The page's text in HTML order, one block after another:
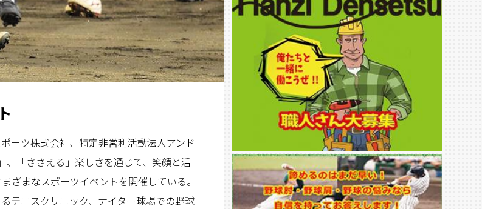
ーツ株式会社、特定非営利活動法人アンド
「ささえる」楽しさを通じて、笑顔と活
ざまなスポーツイベントを開催している。
テニスクリニック、ナイター球場での野球